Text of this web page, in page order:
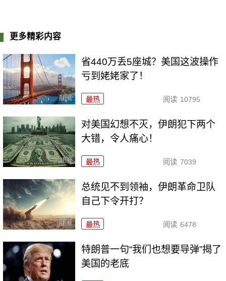
更多精彩内容
省440万丢5座城？美国这波操作
亏到姥姥家了！
最热 阅读 10795
对美国幻想不灭，伊朗犯下两个
大错，令人痛心！
最热 阅读 7039
总统见不到领袖，伊朗革命卫队
自己下令开打？
最热 阅读 6478
特朗普一句“我们也想要导弹”揭了
美国的老底